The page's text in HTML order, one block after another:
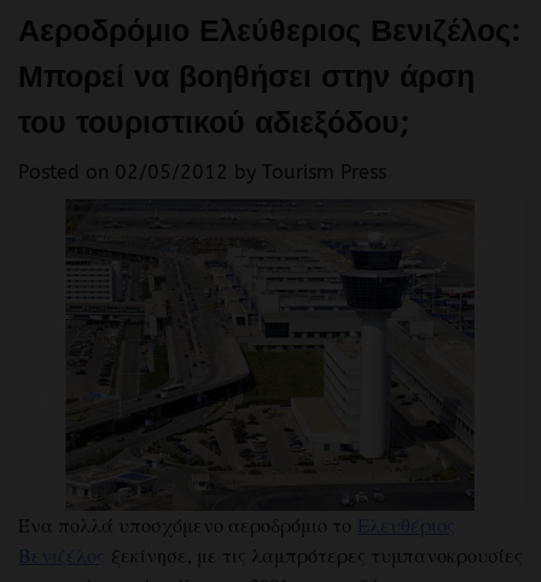
Αεροδρόμιο Ελεύθεριος Βενιζέλος:
Μπορεί να βοηθήσει στην άρση
του τουριστικού αδιεξόδου;
Posted on 02/05/2012 by Tourism Press
Ένα πολλά υποσχόμενο αεροδρόμιο το
ξεκίνησε, με τις λαμπρότερες τυμπανοκρουσίες